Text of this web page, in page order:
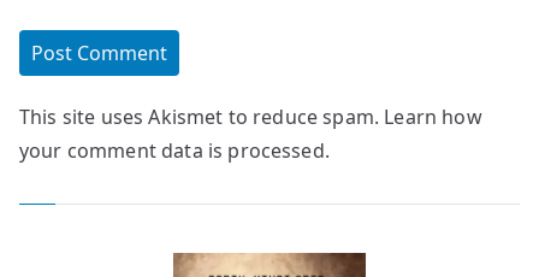
This site uses Akismet to reduce spam. Learn how
your comment data is processed.